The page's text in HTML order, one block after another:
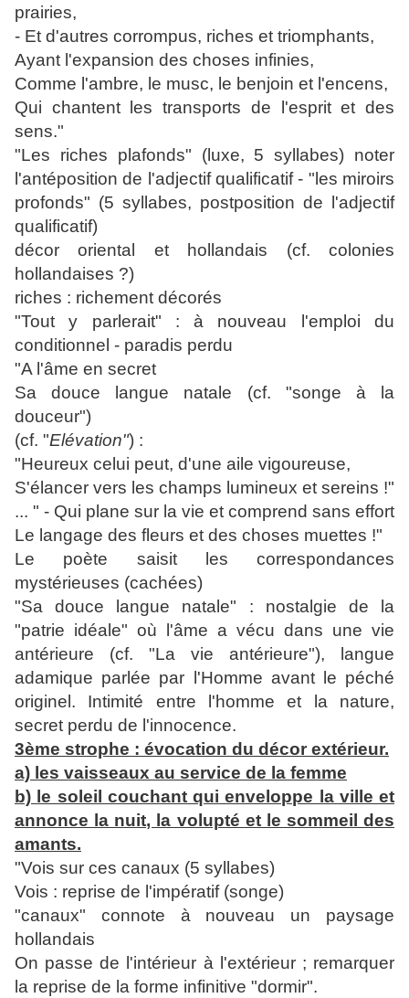
prairies,
- Et d'autres corrompus, riches et triomphants,
Ayant l'expansion des choses infinies,
Comme l'ambre, le musc, le benjoin et l'encens,
Qui chantent les transports de l'esprit et des
sens."
"Les riches plafonds" (luxe, 5 syllabes) noter
l'antéposition de l'adjectif qualificatif - "les miroirs
profonds" (5 syllabes, postposition de l'adjectif
qualificatif)
décor oriental et hollandais (cf. colonies
hollandaises ?)
riches : richement décorés
"Tout y parlerait" : à nouveau l'emploi du
conditionnel - paradis perdu
"A l'âme en secret
Sa douce langue natale (cf. "songe à la
douceur")
(cf. "Elévation") :
"Heureux celui peut, d'une aile vigoureuse,
S'élancer vers les champs lumineux et sereins !"
... " - Qui plane sur la vie et comprend sans effort
Le langage des fleurs et des choses muettes !"
Le poète saisit les correspondances
mystérieuses (cachées)
"Sa douce langue natale" : nostalgie de la
"patrie idéale" où l'âme a vécu dans une vie
antérieure (cf. "La vie antérieure"), langue
adamique parlée par l'Homme avant le péché
originel. Intimité entre l'homme et la nature,
secret perdu de l'innocence.
3ème strophe : évocation du décor extérieur.
a) les vaisseaux au service de la femme
b) le soleil couchant qui enveloppe la ville et
annonce la nuit, la volupté et le sommeil des
amants.
"Vois sur ces canaux (5 syllabes)
Vois : reprise de l'impératif (songe)
"canaux" connote à nouveau un paysage
hollandais
On passe de l'intérieur à l'extérieur ; remarquer
la reprise de la forme infinitive "dormir".